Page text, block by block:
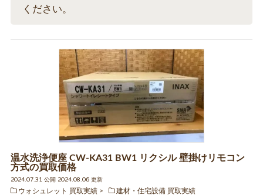
ください。
温水洗浄便座 CW-KA31 BW1 リクシル 壁掛けリモコン
方式の買取価格
2024.07.31 公開 2024.08.06 更新
ウォシュレット 買取実績
建材・住宅設備 買取実績